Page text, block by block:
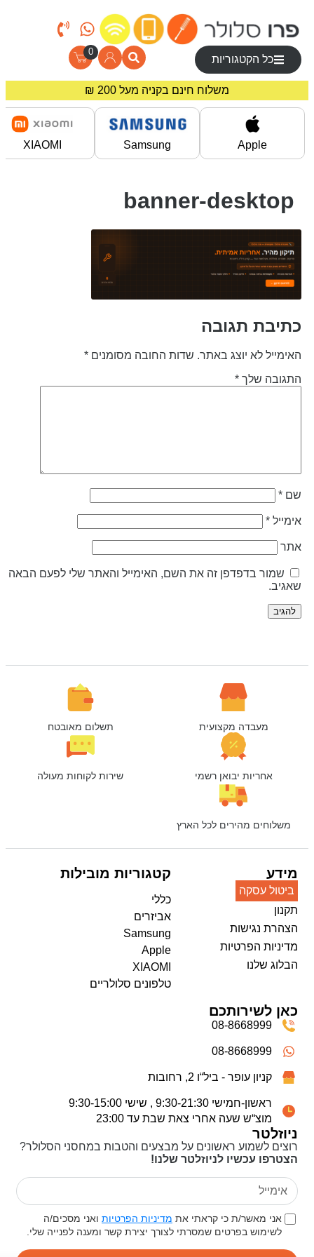
כל הקטגוריות
0
משלוח חינם בקניה מעל 200 ₪
מחירים מיוחדים לרוכשים באתר!
Apple
Samsung
XIAOMI
banner-desktop
תגובה
לא יוצג באתר. שדות החובה מסומנים*
שלך*
*
*
שמור בדפדפן זה את השם, האימייל והאתר שלי לפעם הבאה
מעבדה מקצועית תשלום מאובטח
אחריות יבואן רשמי שירות לקוחות מעולה
משלוחים מהירים לכל הארץ
ניוזלטר
רוצים לשמוע ראשונים על מבצעים והטבות במחסני הסלולר?
הצטרפו עכשיו לניוזלטר שלנו!
אני מאשר/ת כי קראתי אתמדיניות הפרטיותואני מסכים/ה
לשימוש בפרטים שמסרתי לצורך יצירת קשר ומענה לפנייה שלי.
מידע
ביטול עסקה
תקנון
הצהרת נגישות
מדיניות הפרטיות
הבלוג שלנו
קטגוריות מובילות
כללי
אביזרים
Samsung
Apple
XIAOMI
טלפונים סלולריים
כאן לשירותכם
08-8668999
08-8668999
קניון עופר - ביל“ו 2, רחובות
ראשון-חמישי 9:30-21:30 , שישי 9:30-15:00
מוצ“ש שעה אחרי צאת שבת עד 23:00